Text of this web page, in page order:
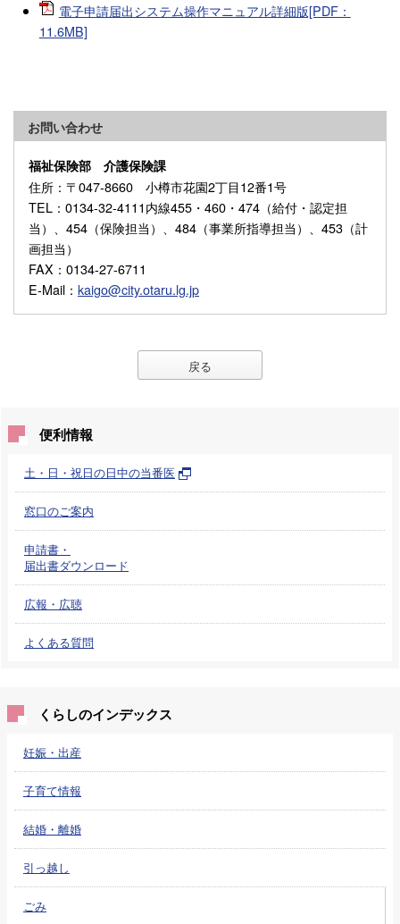
電子申請届出システム操作マニュアル詳細版[PDF：
11.6MB]
お問い合わせ
福祉保険部 介護保険課
住所 ：〒047-8660 小樽市花園2丁目12番1号
TEL ：0134-32-4111内線455・460・474（給付・認定担
当）、454（保険担当）、484（事業所指導担当）、453（計
画担当）
FAX ：0134-27-6711
E-Mail ： kaigo@city.otaru.lg.jp
戻る
便利情報
土・日・祝日の日中の当番医
窓口のご案内
申請書・
届出書ダウンロード
広報・広聴
よくある質問
くらしのインデックス
妊娠・出産
子育て情報
結婚・離婚
引っ越し
ごみ